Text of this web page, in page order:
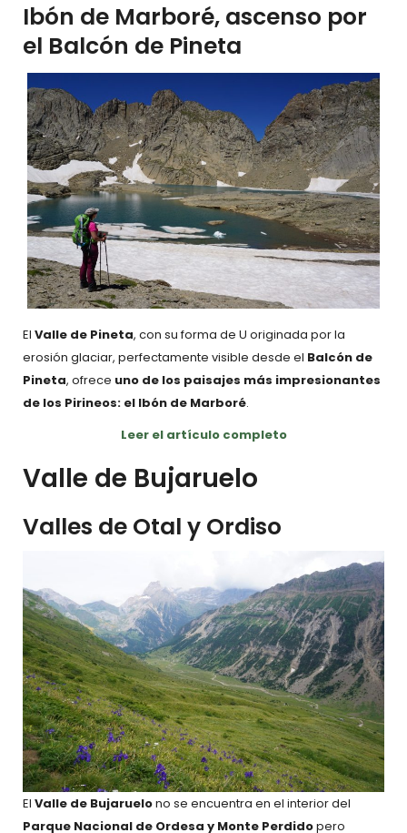
Ibón de Marboré, ascenso por
el Balcón de Pineta
El Valle de Pineta, con su forma de U originada por la
erosión glaciar, perfectamente visible desde el Balcón de
Pineta, ofrece uno de los paisajes más impresionantes
de los Pirineos: el Ibón de Marboré.
Leer el artículo completo
Valle de Bujaruelo
Valles de Otal y Ordiso
El Valle de Bujaruelono se encuentra en el interior del
Parque Nacional de Ordesa y Monte Perdidopero